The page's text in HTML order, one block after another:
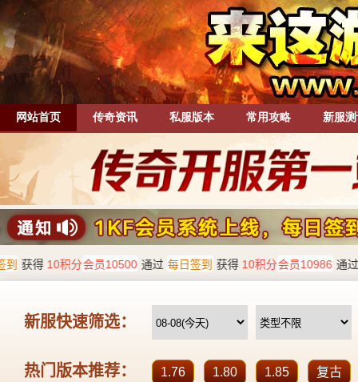
网站首页 传奇资讯 私服版本 常用攻略 新服